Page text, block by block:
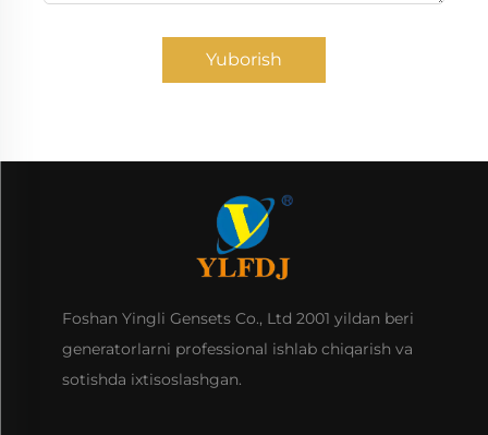
Yuborish
Foshan Yingli Gensets Co., Ltd 2001 yildan beri
generatorlarni professional ishlab chiqarish va
sotishda ixtisoslashgan.